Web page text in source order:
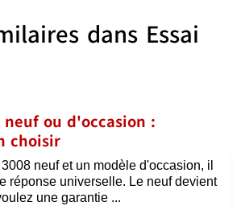
dans Essai
neuf ou d'occasion :
choisir
neuf et un modèle d'occasion, il
réponse universelle. Le neuf devient
une garantie ...